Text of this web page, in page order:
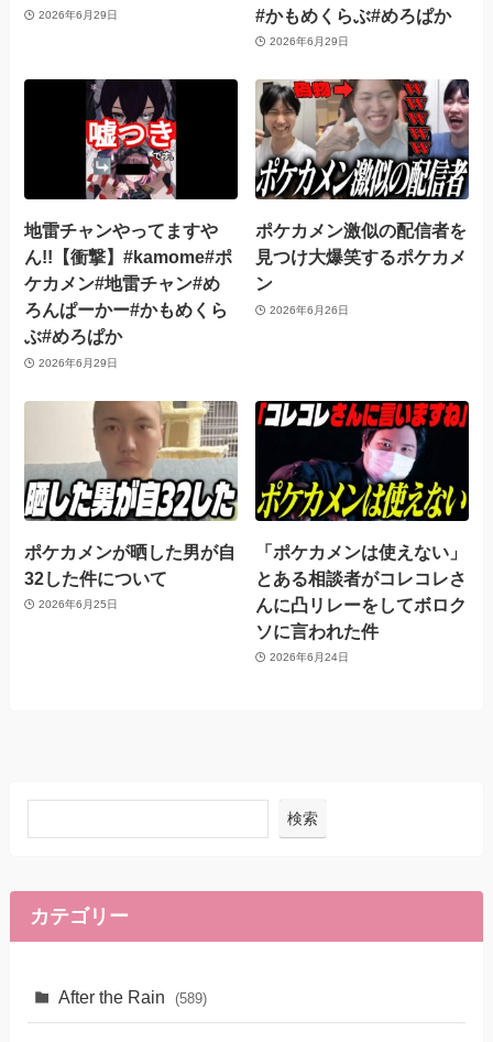
2026年6月29日
#かもめくらぶ#めろぱか
2026年6月29日
地雷チャンやってますや
ん!!【衝撃】#kamome#ポ
ケカメン#地雷チャン#め
ろんぱーかー#かもめくら
ぶ#めろぱか
2026年6月29日
ポケカメン激似の配信者を
見つけ大爆笑するポケカメ
ン
2026年6月26日
ポケカメンが晒した男が自
32した件について
2026年6月25日
「ポケカメンは使えない」
とある相談者がコレコレさ
んに凸リレーをしてボロク
ソに言われた件
2026年6月24日
検索
カテゴリー
After the Rain (589)